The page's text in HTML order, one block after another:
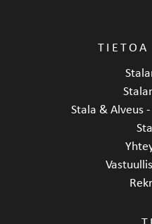
TIETOA
Stala & Alveus